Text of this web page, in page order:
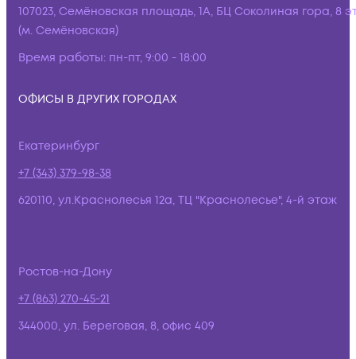
107023, Семёновская площадь, 1А, БЦ Соколиная гора, 8
(м. Семёновская)
Время работы: пн-пт, 9:00 - 18:00
ОФИСЫ В ДРУГИХ ГОРОДАХ
Екатеринбург
+7 (343) 379-98-38
620110, ул.Краснолесья 12а, ТЦ "Краснолесье", 4-й этаж
Ростов-на-Дону
+7 (863) 270-45-21
344000, ул. Береговая, 8, офис 409